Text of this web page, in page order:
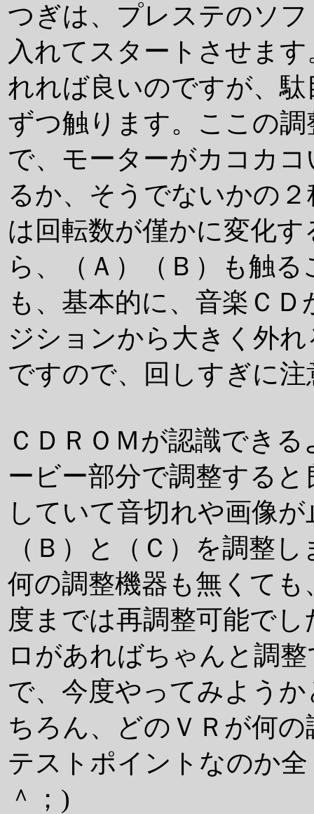
つぎは、プレステのソ
入れてスタートさせま
れれば良いのですが、
ずつ触ります。ここの
で、モーターがカコカ
るか、そうでないかの
は回転数が僅かに変化
ら、（Ａ）（Ｂ）も触
も、基本的に、音楽Ｃ
ジションから大きく外
ですので、回しすぎに
ＣＤＲＯＭが認識でき
ービー部分で調整する
していて音切れや画像
（Ｂ）と（Ｃ）を調整
何の調整機器も無くて
度までは再調整可能で
ロがあればちゃんと調
で、今度やってみよう
ちろん、どのＶＲが何
テストポイントなのか
＾；)